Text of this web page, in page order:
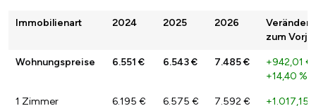
Immobilienart 2024 2025 2026
zum
Wohnungspreise 6.551 € 6.543 € 7.485 € +942,01 €
+14,40 %
1 Zimmer 6.195 € 6.575 € 7.592 € +1.017,15